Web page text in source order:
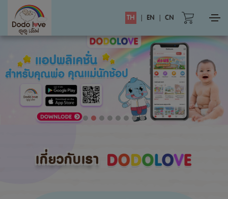
TH | EN | CN
เกี่ยวกับเรา